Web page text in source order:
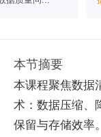
本节摘要
本课程聚焦数据
术：数据压缩、
保留与存储效率